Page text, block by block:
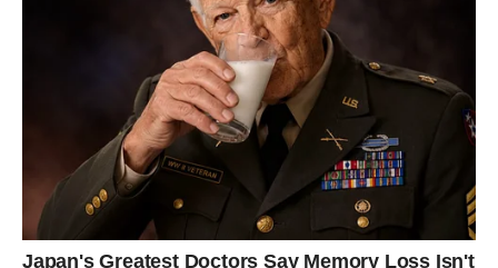
Zvijezde vam donose veoma važnu poruku koju čekate
duže nego što želite priznati.
Jedan razgovor mijenja vaše raspoloženje i pogled na
budućnost.
Sudbina vam šalje odgovor koji se ne